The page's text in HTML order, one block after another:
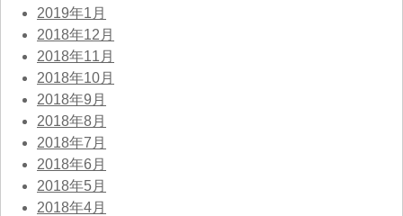
2019年1月
2018年12月
2018年11月
2018年10月
2018年9月
2018年8月
2018年7月
2018年6月
2018年5月
2018年4月